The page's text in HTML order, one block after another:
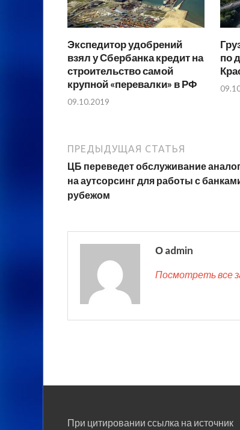
Экспедитор удобрений
взял у Сбербанка кредит на
строительство самой
крупной «перевалки» в РФ
09.10.2019
по
ПРЕДЫДУЩАЯ СТАТЬЯ
ЦБ переведет обслуживание
на аутсорсинг для работы с
рубежом
О admin
Посмотреть все
При цитировании ссылка на источник